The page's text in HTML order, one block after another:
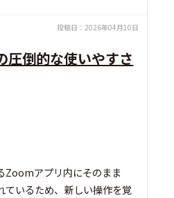
投稿日： 2026年04月10日
倒的な使いやすさ
Zoomアプリ内にそのまま
ているため、新しい操作を覚